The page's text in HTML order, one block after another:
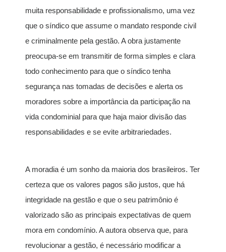
muita responsabilidade e profissionalismo, uma vez
que o síndico que assume o mandato responde civil
e criminalmente pela gestão. A obra justamente
preocupa-se em transmitir de forma simples e clara
todo conhecimento para que o síndico tenha
segurança nas tomadas de decisões e alerta os
moradores sobre a importância da participação na
vida condominial para que haja maior divisão das
responsabilidades e se evite arbitrariedades.
A moradia é um sonho da maioria dos brasileiros. Ter
certeza que os valores pagos são justos, que há
integridade na gestão e que o seu patrimônio é
valorizado são as principais expectativas de quem
mora em condomínio. A autora observa que, para
revolucionar a gestão, é necessário modificar a